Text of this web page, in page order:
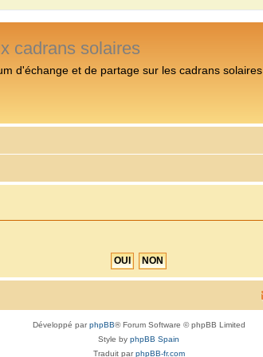
cadrans solaires
d'échange et de partage sur les cadrans solaires
Développé parphpBB® Forum Software © phpBB Limited
Style by phpBB Spain
Traduit parphpBB-fr.com